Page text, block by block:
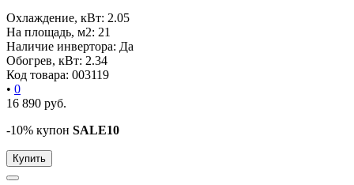
Охлаждение, кВт: 2.05
На площадь, м2: 21
Наличие инвертора: Да
Обогрев, кВт: 2.34
Код товара: 003119
• 0
16 890 руб.
-10% купон SALE10
Купить